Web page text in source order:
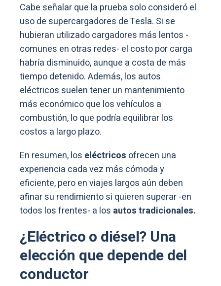
Cabe señalar que la prueba solo consideró el
uso de supercargadores de Tesla. Si se
hubieran utilizado cargadores más lentos -
comunes en otras redes- el costo por carga
habría disminuido, aunque a costa de más
tiempo detenido. Además, los autos
eléctricos suelen tener un mantenimiento
más económico que los vehículos a
combustión, lo que podría equilibrar los
costos a largo plazo.
En resumen, los eléctricos ofrecen una
experiencia cada vez más cómoda y
eficiente, pero en viajes largos aún deben
afinar su rendimiento si quieren superar -en
todos los frentes- a los autos tradicionales.
¿Eléctrico o diésel? Una
elección que depende del
conductor